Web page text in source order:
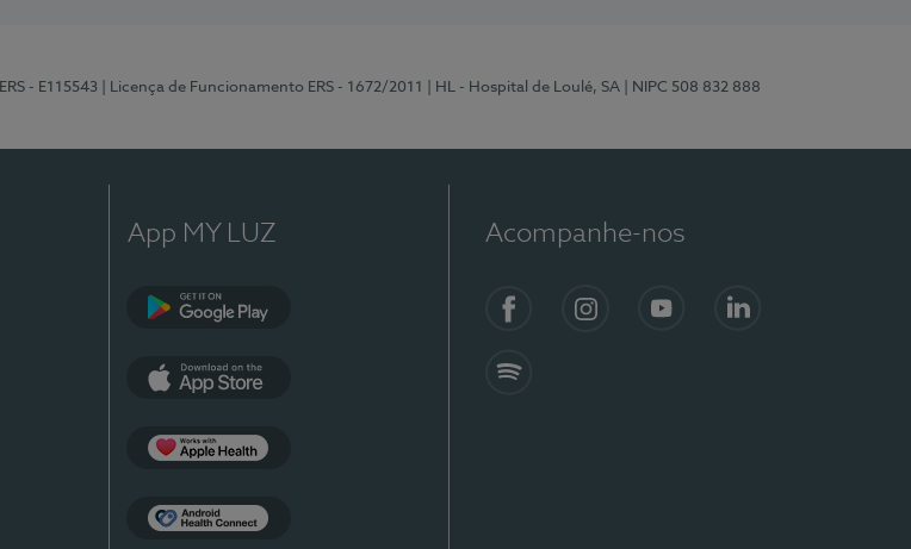
- E115543 | Licença de Funcionamento ERS - 1672/2011 | HL - Hospital de Loulé, SA | NIPC 508 832 888
App MY LUZ Acompanhe-nos